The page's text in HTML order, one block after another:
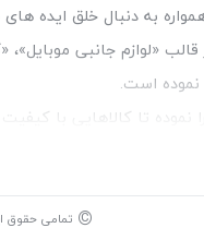
به دنبال خلق ایده های
قالب «لوازم جانبی
نموده است.
نموده تا کالاهایی با
© تمامی حقوق